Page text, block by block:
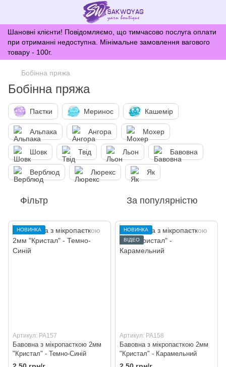
Шановні клієнти! Повідомляємо, що тимчасово послуга оплати
при отриманні недоступна. Мінімальне замовлення вагового
товару - 100г.
Бобінна пряжа
Бобінна пряжа
Паєтки Меринос Кашемір
Альпака Ангора Мохер
Шовк Твід Льон Бавовна
Верблюд Люрекс Як
Фільтр За популярністю
НОВИНКА
Артикул: PA157
Бавовна з мікропаєткою 2мм
"Кристал" - Темно-Синій
НОВИНКА
ВІДЕО
Артикул: PA158
Бавовна з мікропаєткою 2мм
"Кристал" - Карамельний